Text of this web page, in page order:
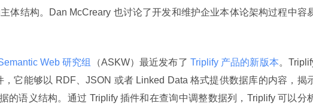
体结构。Dan McCreary 也讨论了开发和维护企业本体论架构过程中容
Web 研究组 （ASKW）最近发布了 Triplify 产品的新版本。
，它能够以 RDF、JSON 或者 Linked Data 格式提供数据库的内容，揭
的语义结构。通过 Triplify 插件和在查询中调整数据列，Triplify 可以分